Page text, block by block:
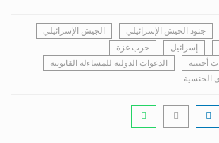
جنود الجيش الإسرائيلي
الجيش الإسرائيلي
إسرائيل
حرب غزة
أجنبية
الدعوات الدولية للمساءلة القانونية
الجنسية